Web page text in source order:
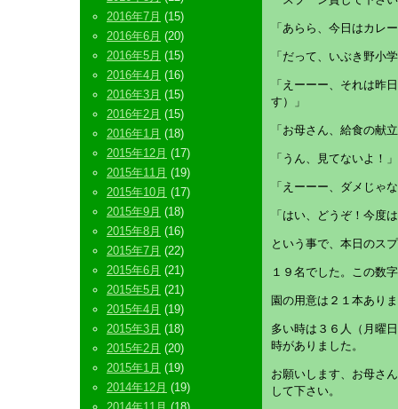
「あらら、今日はカレ
「だって、いぶき野小
「えーーー、それは昨
す）」
「お母さん、給食の献
「うん、見てないよ！」
「えーーー、ダメじゃ
「はい、どうぞ！今度
という事で、本日のス
１９名でした。この数
園の用意は２１本あり
多い時は３６人（月曜
時がありました。
お願いします、お母さ
して下さい。
2016年7月 (15)
2016年6月 (20)
2016年5月 (15)
2016年4月 (16)
2016年3月 (15)
2016年2月 (15)
2016年1月 (18)
2015年12月 (17)
2015年11月 (19)
2015年10月 (17)
2015年9月 (18)
2015年8月 (16)
2015年7月 (22)
2015年6月 (21)
2015年5月 (21)
2015年4月 (19)
2015年3月 (18)
2015年2月 (20)
2015年1月 (19)
2014年12月 (19)